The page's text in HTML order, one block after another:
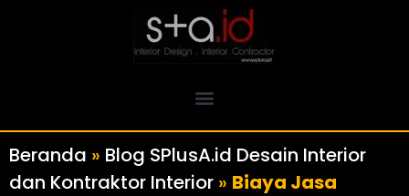
Beranda » Blog SPlusA.id Desain Interior
dan Kontraktor Interior » Biaya Jasa